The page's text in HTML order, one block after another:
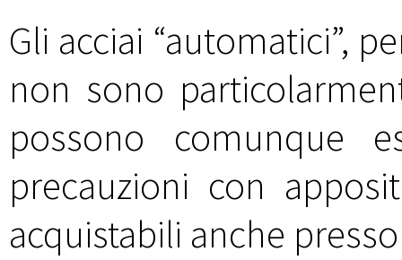
Gli acciai “automatici”,
non sono
possono comunque
precauzioni con
acquistabili anche